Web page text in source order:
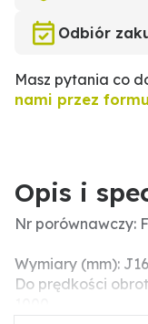
Odbiór
Masz pytania co
nami przez
Opis i
Nr porównawczy:
Wymiary (mm):
Do prędkości